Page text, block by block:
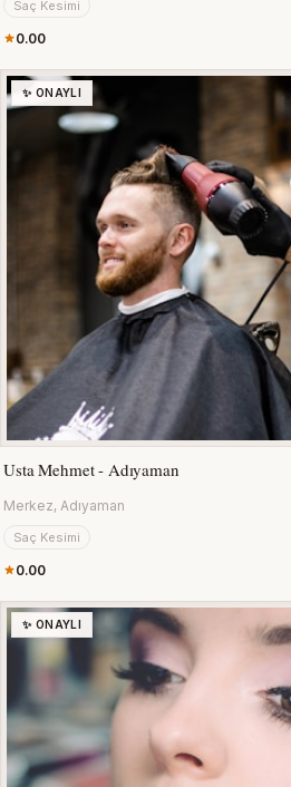
Saç Kesimi
0.00
✨ ONAYLI
Usta Mehmet - Adıyaman
Merkez, Adıyaman
Saç Kesimi
0.00
✨ ONAYLI